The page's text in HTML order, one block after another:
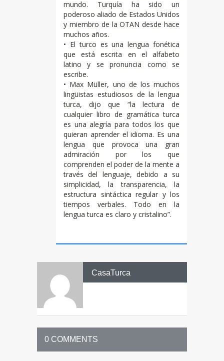
mundo. Turquía ha sido un
poderoso aliado de Estados Unidos
y miembro de la OTAN desde hace
muchos años.
• El turco es una lengua fonética
que está escrita en el alfabeto
latino y se pronuncia como se
escribe.
• Max Müller, uno de los muchos
lingüistas estudiosos de la lengua
turca, dijo que “la lectura de
cualquier libro de gramática turca
es una alegría para todos los que
quieran aprender el idioma. Es una
lengua que provoca una gran
admiración por los que
comprenden el poder de la mente a
través del lenguaje, debido a su
simplicidad, la transparencia, la
estructura sintáctica regular y los
tiempos verbales. Todo en la
lengua turca es claro y cristalino”.
CasaTurca
0 COMMENTS